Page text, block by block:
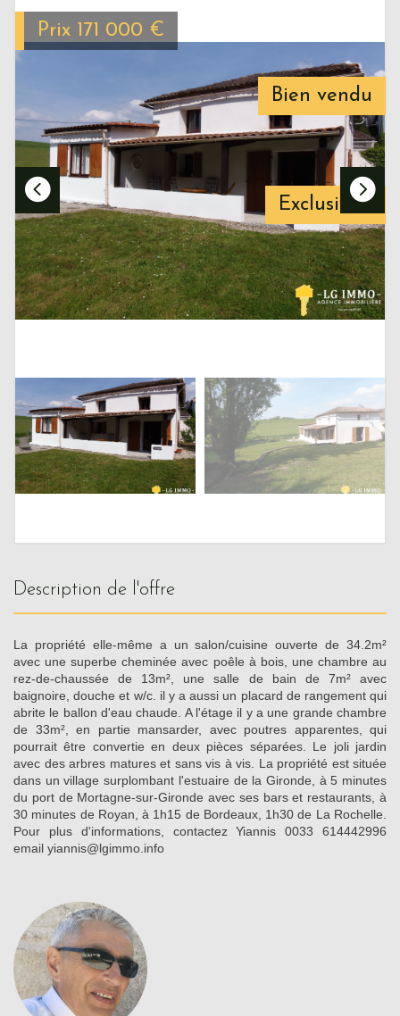
Bien vendu
Exclusivité
Prix 171 000 €
description de l'offre
La propriété elle-même a un salon/cuisine ouverte de 34.2m²
avec une superbe cheminée avec poêle à bois, une chambre au
rez-de-chaussée de 13m², une salle de bain de 7m² avec
baignoire, douche et w/c. il y a aussi un placard de rangement qui
abrite le ballon d'eau chaude. A l'étage il y a une grande chambre
de 33m², en partie mansarder, avec poutres apparentes, qui
pourrait être convertie en deux pièces séparées. Le joli jardin
avec des arbres matures et sans vis à vis. La propriété est située
dans un village surplombant l'estuaire de la Gironde, à 5 minutes
du port de Mortagne-sur-Gironde avec ses bars et restaurants, à
30 minutes de Royan, à 1h15 de Bordeaux, 1h30 de La Rochelle.
Pour plus d'informations, contactez Yiannis 0033 614442996
email yiannis@lgimmo.info